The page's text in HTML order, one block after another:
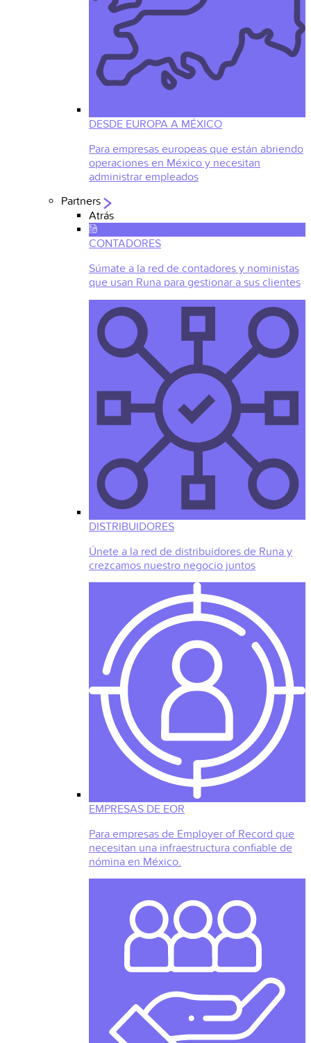
DESDE EUROPA A MÉXICO
Para empresas europeas que están abriendo
operaciones en México y necesitan
administrar empleados
Partners
Atrás
CONTADORES
Súmate a la red de contadores y noministas
que usan Runa para gestionar a sus clientes
DISTRIBUIDORES
Únete a la red de distribuidores de Runa y
crezcamos nuestro negocio juntos
EMPRESAS DE EOR
Para empresas de Employer of Record que
necesitan una infraestructura confiable de
nómina en México.